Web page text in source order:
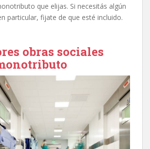
que elijas. Si necesitás algún
particular, fijate de que esté incluido.
obras sociales